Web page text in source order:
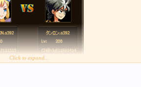
Click to expand...